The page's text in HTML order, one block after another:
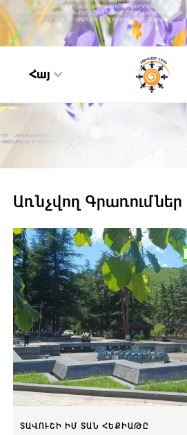
Հայ
Առնչվող Գրառումներ
ՏԱՎՈՒՇԻ ԻՄ ՏԱՆ ՀԵՔԻԱԹԸ